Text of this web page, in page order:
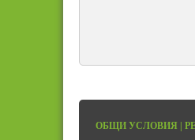
ОБЩИ УСЛОВИЯ |